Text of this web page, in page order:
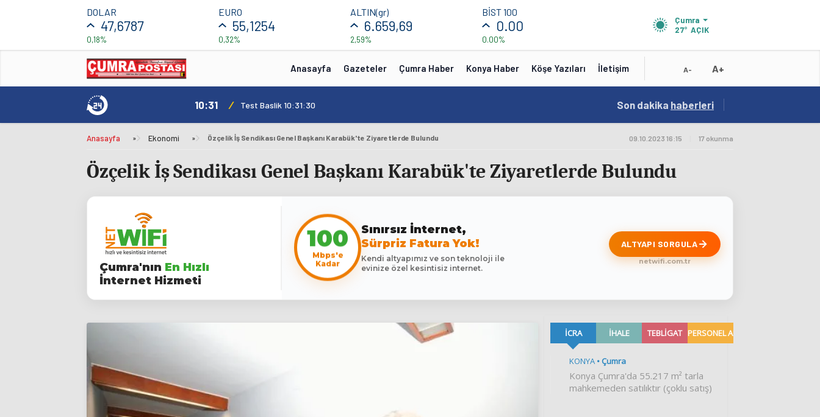
DOLAR
47,6787
0,18%
EURO
55,1254
0,32%
ALTIN(gr)
6.659,69
2,59%
BİST 100
0.00
0.00%
Çumra
27° AÇIK
Anasayfa Gazeteler Çumra Haber Konya Haber Köşe Yazıları İletişim A- A+
10:16 19:01
Son dakika haberleri
Anasayfa » Ekonomi » Özçelik İş Sendikası Genel Başkanı Karabük'te Ziyaretlerde Bulundu 09.10.2023 16:15 17 okunma
Özçelik İş Sendikası Genel Başkanı Karabük'te Ziyaretlerde Bulundu
Çumra'nın En Hızlı
İnternet Hizmeti
100
Mbps'e
Kadar
Sınırsız İnternet,
Sürpriz Fatura Yok!
Kendi altyapımız ve son teknoloji ile
evinize özel kesintisiz internet.
ALTYAPI SORGULA
netwifi.com.tr